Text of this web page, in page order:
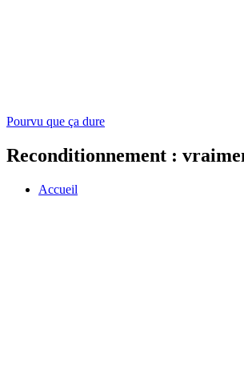
Pourvu que ça dure
Reconditionnement :
Accueil